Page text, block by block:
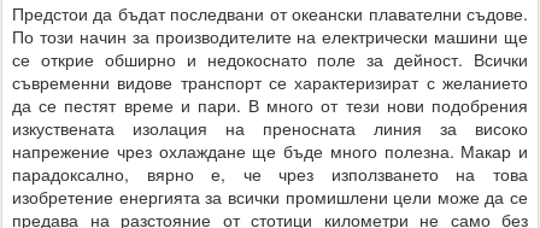
Предстои да бъдат последвани от океански плавателни съдове.
По този начин за производителите на електрически машини ще
се открие обширно и недокоснато поле за дейност. Всички
съвременни видове транспорт се характеризират с желанието
да се пестят време и пари. В много от тези нови подобрения
изкуствената изолация на преносната линия за високо
напрежение чрез охлаждане ще бъде много полезна. Макар и
парадоксално, вярно е, че чрез използването на това
изобретение енергията за всички промишлени цели може да се
предава на разстояние от стотици километри не само без